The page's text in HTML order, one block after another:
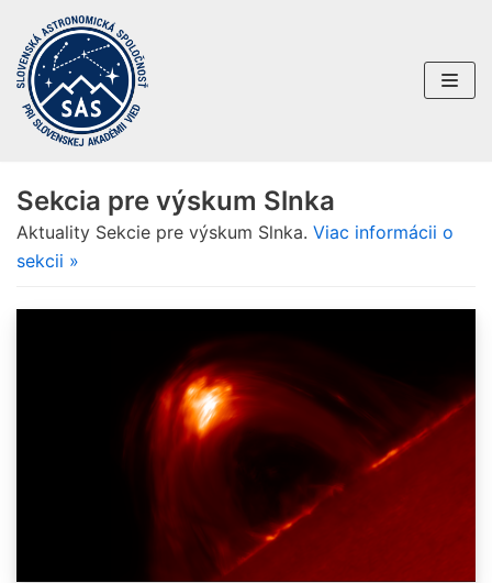
Preskočiť
na
obsah
Sekcia pre výskum Slnka
Aktuality Sekcie pre výskum Slnka. Viac informácii o
sekcii »